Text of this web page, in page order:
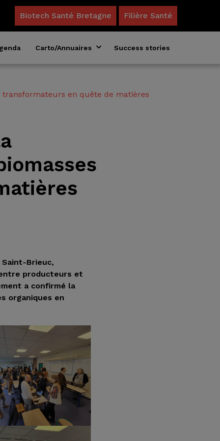
Biotech Santé Bretagne Filière Santé
Carto/Annuaires Success stories
transformateurs en quête de matières
Saint-Brieuc,
producteurs et
a confirmé la
organiques en